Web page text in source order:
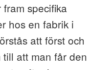
specifika
hos en fabrik i
att först och
att man får den